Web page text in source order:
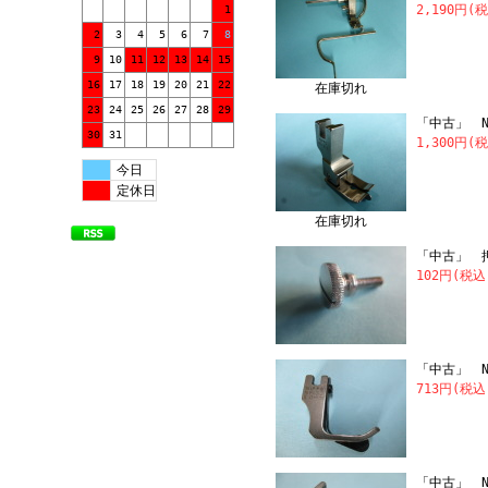
1
2 3 4 5 6 7 8
9 10 11 12 13 14 15
16 17 18 19 20 21 22
23 24 25 26 27 28 29
30 31
今日
定休日
在庫切れ
2,190円(
在庫切れ
「中古」
1,300円(
「中古」
102円(税
「中古」
713円(税
「中古」